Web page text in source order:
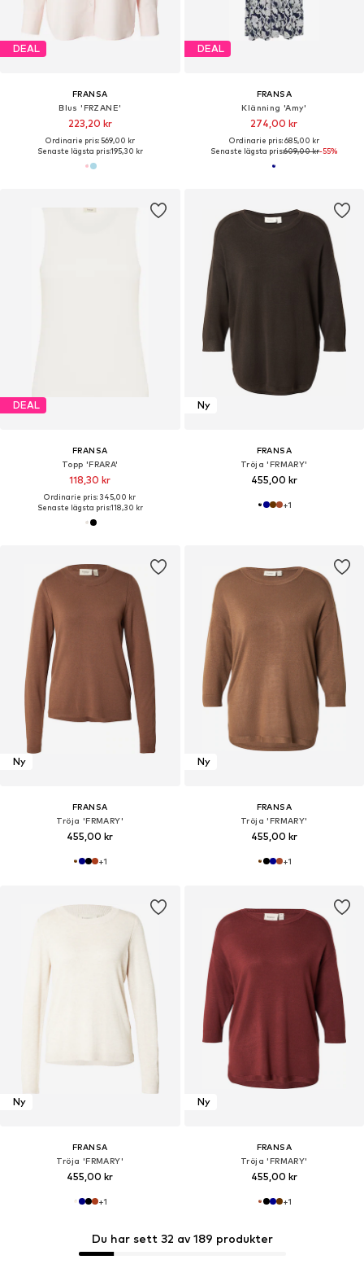
DEAL
FRANSA
Blus 'FRZANE'
223,20 kr
Ordinarie pris: 569,00 kr
Senaste lägsta pris:195,30 kr
DEAL
FRANSA
Klänning 'Amy'
274,00 kr
Ordinarie pris: 685,00 kr
Senaste lägsta pris:609,00 kr-55%
DEAL
FRANSA
Topp 'FRARA'
118,30 kr
Ordinarie pris: 345,00 kr
Senaste lägsta pris:118,30 kr
Ny
FRANSA
Tröja 'FRMARY'
455,00 kr
+1
Ny
FRANSA
Tröja 'FRMARY'
455,00 kr
+1
Ny
FRANSA
Tröja 'FRMARY'
455,00 kr
+1
Ny
FRANSA
Tröja 'FRMARY'
455,00 kr
+1
Ny
FRANSA
Tröja 'FRMARY'
455,00 kr
+1
Du har sett 32 av 189 produkter